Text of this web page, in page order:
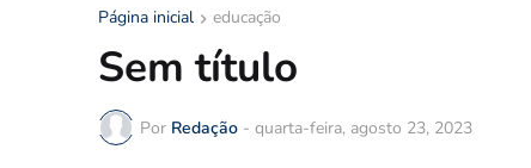
Página inicial educação
Sem título
Por Redação - quarta-feira, agosto 23, 2023